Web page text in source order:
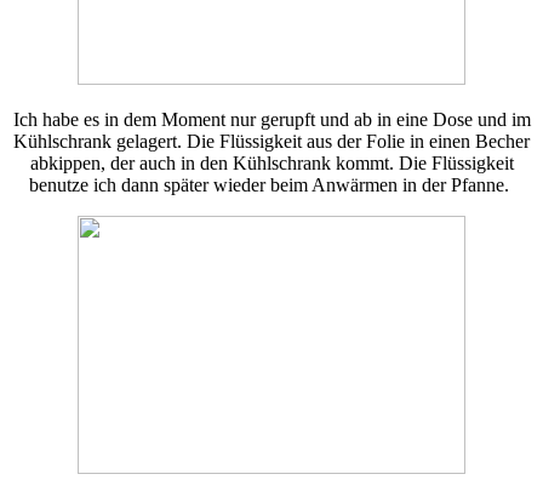
Ich habe es in dem Moment nur gerupft und ab in eine Dose und im
Kühlschrank gelagert. Die Flüssigkeit aus der Folie in einen Becher
abkippen, der auch in den Kühlschrank kommt. Die Flüssigkeit
benutze ich dann später wieder beim Anwärmen in der Pfanne.